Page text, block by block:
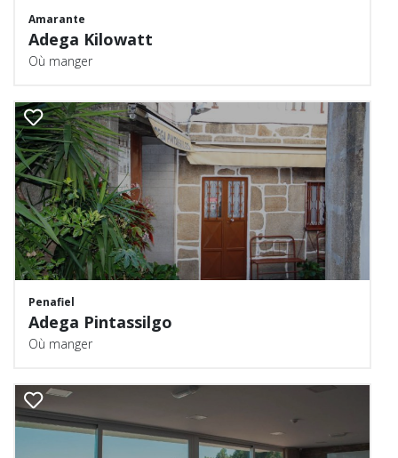
Amarante
Adega Kilowatt
Où manger
Penafiel
Adega Pintassilgo
Où manger